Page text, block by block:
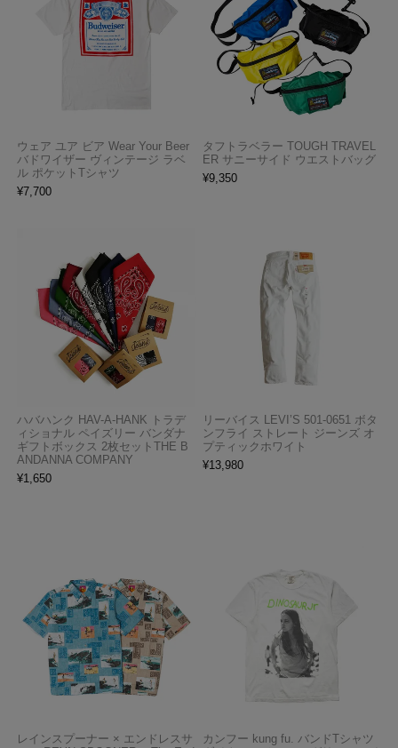
ウェア ユア ビア Wear Your Beer
バドワイザー ヴィンテージ ラベ
ル ポケットTシャツ
¥7,700
タフトラベラー TOUGH TRAVEL
ER サニーサイド ウエストバッグ
¥9,350
ハバハンク HAV-A-HANK トラデ
ィショナル ペイズリー バンダナ
ギフトボックス 2枚セットTHE B
ANDANNA COMPANY
¥1,650
リーバイス LEVI’S 501-0651 ボタ
ンフライ ストレート ジーンズ オ
プティックホワイト
¥13,980
レインスプーナー × エンドレスサ
カンフー kung fu. バンドTシャツ